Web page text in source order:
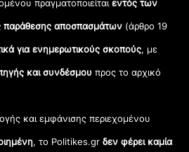
πραγματοποιείταιεντός των
παράθεσης αποσπασμάτων (άρθρο 19
για ενημερωτικούς σκοπούς, με
και συνδέσμου προς το αρχικό
και εμφάνισης περιεχομένου
, το Politikes.grδεν φέρει καμία